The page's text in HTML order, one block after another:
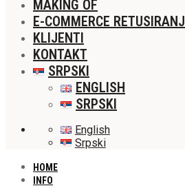
MAKING OF
E-COMMERCE
KLIJENTI
KONTAKT
SRPSKI
ENGLISH
SRPSKI
English
Srpski
HOME
INFO